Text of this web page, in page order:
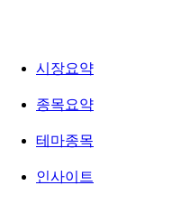
시장요약
종목요약
테마종목
인사이트